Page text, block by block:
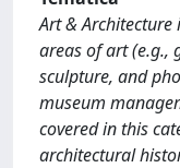
Art &
areas of art (e.g.,
sculpture, and
museum
covered in this
architectural